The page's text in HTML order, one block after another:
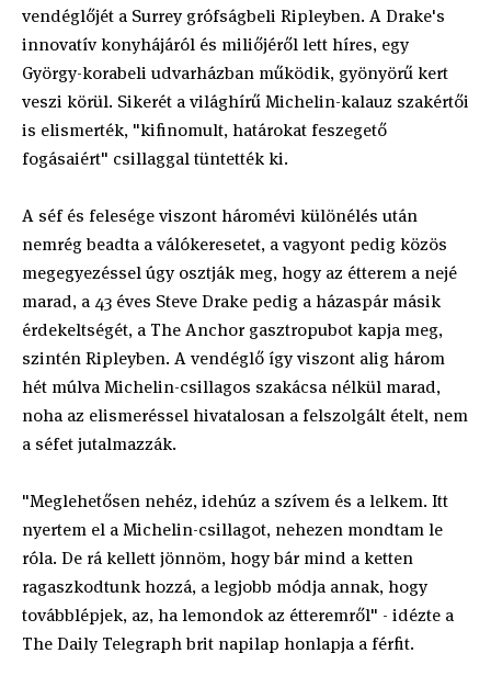
vendéglőjét a Surrey grófságbeli Ripleyben. A Drake's
innovatív konyhájáról és miliőjéről lett híres, egy
György-korabeli udvarházban működik, gyönyörű kert
veszi körül. Sikerét a világhírű Michelin-kalauz szakértői
is elismerték, "kifinomult, határokat feszegető
fogásaiért" csillaggal tüntették ki.
A séf és felesége viszont háromévi különélés után
nemrég beadta a válókeresetet, a vagyont pedig közös
megegyezéssel úgy osztják meg, hogy az étterem a nejé
marad, a 43 éves Steve Drake pedig a házaspár másik
érdekeltségét, a The Anchor gasztropubot kapja meg,
szintén Ripleyben. A vendéglő így viszont alig három
hét múlva Michelin-csillagos szakácsa nélkül marad,
noha az elismeréssel hivatalosan a felszolgált ételt, nem
a séfet jutalmazzák.
"Meglehetősen nehéz, idehúz a szívem és a lelkem. Itt
nyertem el a Michelin-csillagot, nehezen mondtam le
róla. De rá kellett jönnöm, hogy bár mind a ketten
ragaszkodtunk hozzá, a legjobb módja annak, hogy
továbblépjek, az, ha lemondok az étteremről" - idézte a
The Daily Telegraph brit napilap honlapja a férfit.